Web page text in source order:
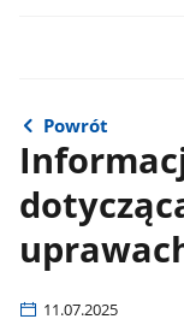
Powrót
11.07.2025